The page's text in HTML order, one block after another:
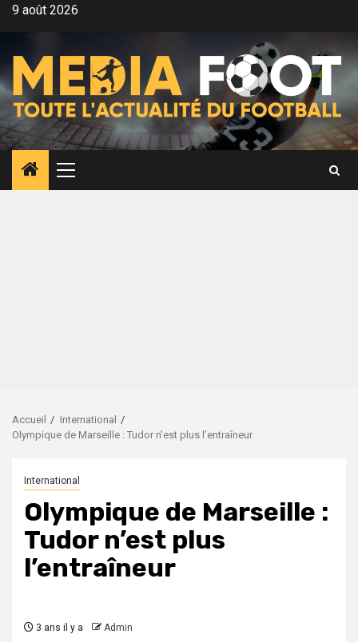
Aller9 août 2026
Menu
principal
Accueil
International
Olympique de Marseille : Tudor n’est plus l’entraîneur
International
Olympique de Marseille :
Tudor n’est plus
l’entraîneur
3 ans il y a Admin